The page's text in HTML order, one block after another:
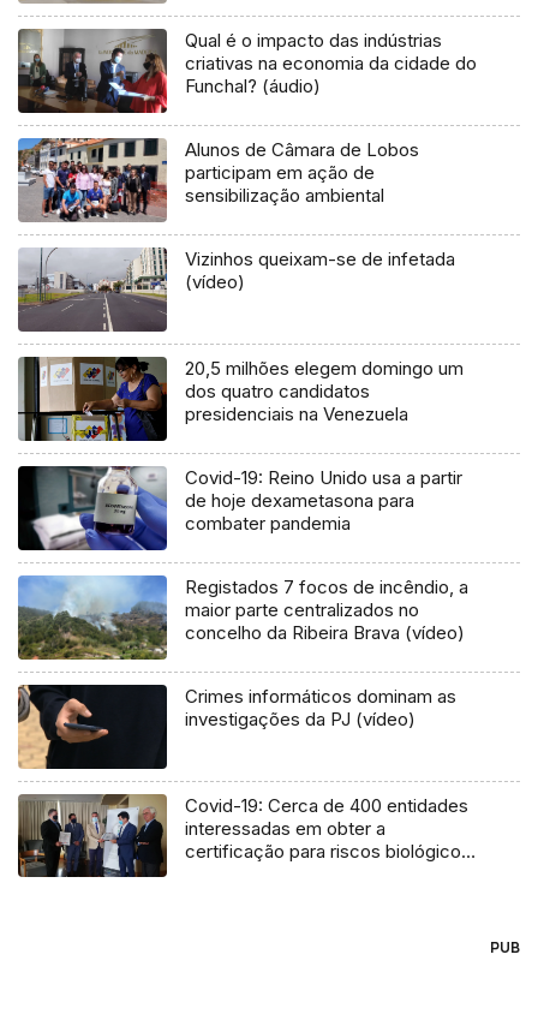
Qual é o impacto das indústrias
criativas na economia da cidade do
Funchal? (áudio)
Alunos de Câmara de Lobos
participam em ação de
sensibilização ambiental
Vizinhos queixam-se de infetada
(vídeo)
20,5 milhões elegem domingo um
dos quatro candidatos
presidenciais na Venezuela
Covid-19: Reino Unido usa a partir
de hoje dexametasona para
combater pandemia
Registados 7 focos de incêndio, a
maior parte centralizados no
concelho da Ribeira Brava (vídeo)
Crimes informáticos dominam as
investigações da PJ (vídeo)
Covid-19: Cerca de 400 entidades
interessadas em obter a
certificação para riscos biológicos
PUB